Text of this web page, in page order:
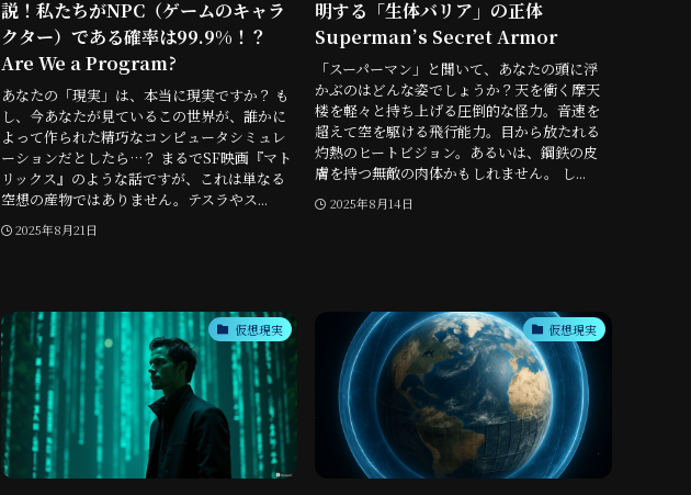
説！私たちがNPC（ゲームのキャラ
クター）である確率は99.9%！？
Are We a Program?
あなたの「現実」は、本当に現実ですか？ も
し、今あなたが見ているこの世界が、誰かに
よって作られた精巧なコンピュータシミュレ
ーションだとしたら…？ まるでSF映画『マト
リックス』のような話ですが、これは単なる
空想の産物ではありません。テスラやス...
2025年8月21日
明する「生体バリア」の正体
Superman’s Secret Armor
「スーパーマン」と聞いて、あなたの頭に浮
かぶのはどんな姿でしょうか？天を衝く摩天
楼を軽々と持ち上げる圧倒的な怪力。音速を
超えて空を駆ける飛行能力。目から放たれる
灼熱のヒートビジョン。あるいは、鋼鉄の皮
膚を持つ無敵の肉体かもしれません。 し...
2025年8月14日
仮想現実 仮想現実